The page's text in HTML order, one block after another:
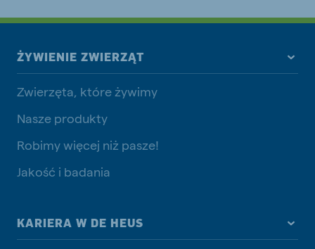
ŻYWIENIE ZWIERZĄT
Zwierzęta, które żywimy
Nasze produkty
Robimy więcej niż pasze!
Jakość i badania
KARIERA W DE HEUS